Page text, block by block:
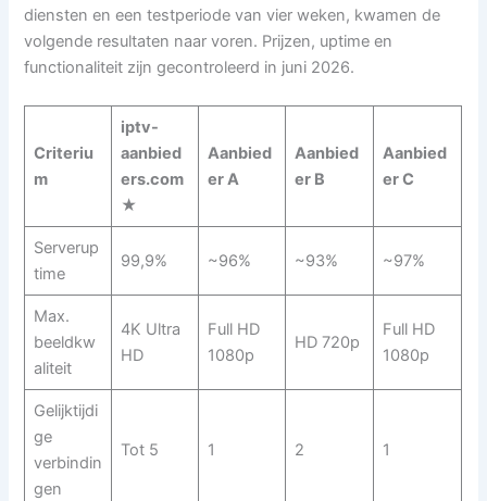
diensten en een testperiode van vier weken, kwamen de
volgende resultaten naar voren. Prijzen, uptime en
functionaliteit zijn gecontroleerd in juni 2026.
Criteriu
m
iptv-
aanbied
ers.com
★
Aanbied
er A
Aanbied
er B
Aanbied
er C
Serverup
time
99,9% ~96% ~93% ~97%
Max.
beeldkw
aliteit
4K Ultra
HD
Full HD
1080p
HD 720p
Full HD
1080p
Gelijktijdi
ge
verbindin
gen
Tot 5 1 2 1